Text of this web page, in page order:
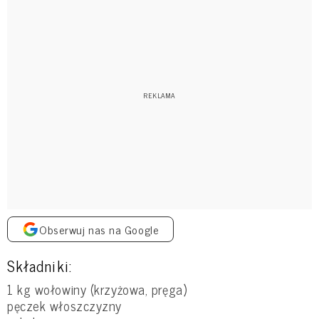
Obserwuj nas na Google
Składniki:
1 kg wołowiny (krzyżowa, pręga)
pęczek włoszczyzny